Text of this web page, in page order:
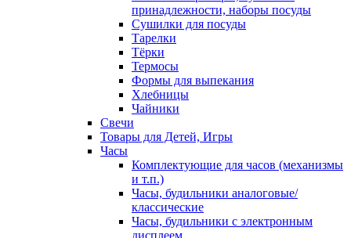
принадлежности, наборы посуды
Сушилки для посуды
Тарелки
Тёрки
Термосы
Формы для выпекания
Хлебницы
Чайники
Свечи
Товары для Детей, Игры
Часы
Комплектующие для часов (механизмы
и т.п.)
Часы, будильники аналоговые/
классические
Часы, будильники с электронным